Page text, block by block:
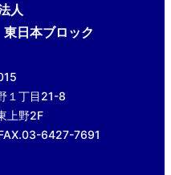
人
日本ブロック
１丁目21-8
上野2F
6427-7691